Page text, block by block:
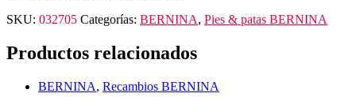
SKU: 032705 Categorías: BERNINA, Pies & patas BERNINA
Productos relacionados
BERNINA, Recambios BERNINA